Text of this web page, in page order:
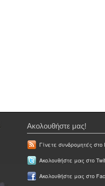
Ακολουθήστε μας!
Γίνετε συνδρομητές στο
Ακολουθήστε μας στο
Ακολουθήστε μας στο